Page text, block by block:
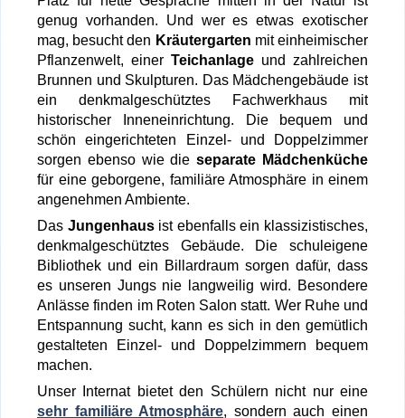
genug vorhanden. Und wer es etwas exotischer
mag, besucht den Kräutergarten mit einheimischer
Pflanzenwelt, einer Teichanlage und zahlreichen
Brunnen und Skulpturen. Das Mädchengebäude ist
ein denkmalgeschütztes Fachwerkhaus mit
historischer Inneneinrichtung. Die bequem und
schön eingerichteten Einzel- und Doppelzimmer
sorgen ebenso wie die separate Mädchenküche
für eine geborgene, familiäre Atmos­phäre in einem
angenehmen Ambiente.
Das Jungenhausist ebenfalls ein klassizistisches,
denkmalgeschütztes Gebäude. Die schuleigene
Bibliothek und ein Billardraum sorgen dafür, dass
es unseren Jungs nie langweilig wird. Besondere
Anlässe finden im Roten Salon statt. Wer Ruhe und
Entspannung sucht, kann es sich in den gemütlich
gestalteten Einzel- und Doppelzimmern bequem
machen.
Unser Internat bietet den Schülern nicht nur eine
sehr familiäre Atmosphäre, sondern auch einen